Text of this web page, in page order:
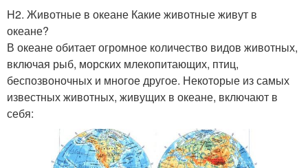
H2. Животные в океане Какие животные живут в
океане?
В океане обитает огромное количество видов животных,
включая рыб, морских млекопитающих, птиц,
беспозвоночных и многое другое. Некоторые из самых
известных животных, живущих в океане, включают в
себя: